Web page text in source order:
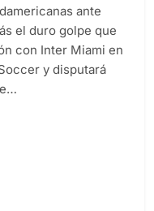
ante
el duro golpe que
con Inter Miami en
y disputará